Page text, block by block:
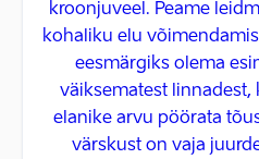
kroonjuveel. Peame
kohaliku elu
eesmärgiks olema
väiksematest linnadest,
elanike arvu pöörata
värskust on vaja